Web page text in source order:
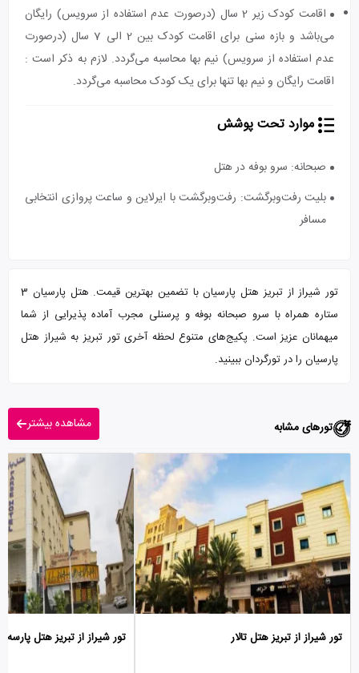
اقامت کودک زیر 2 سال (درصورت عدم استفاده از سرویس) رایگان
می‌باشد و بازه سنی برای اقامت کودک بین 2 الی 7 سال (درصورت
عدم استفاده از سرویس) نیم بها محاسبه می‌گردد. لازم به ذکر است :
اقامت رایگان و نیم بها تنها برای یک کودک محاسبه می‌گردد.
موارد تحت پوشش
صبحانه: سرو بوفه در هتل
بلیت رفت‌و‌برگشت: رفت‌و‌برگشت با ایرلاین و ساعت پروازی انتخابی
مسافر
تور شیراز از تبریز هتل پارسیان با تضمین بهترین قیمت. هتل پارسیان 3
ستاره همراه با سرو صبحانه بوفه و پرسنلی مجرب آماده پذیرایی از شما
میهمانان عزیز است. پکیج‌های متنوع لحظه آخری تور تبریز به شیراز هتل
پارسیان را در تورگردان ببینید.
تورهای مشابه مشاهده بیشتر
تور شیراز از تبریز هتل تالار تور شیراز از تبریز هتل پارسه